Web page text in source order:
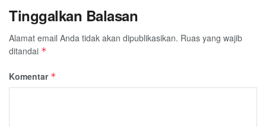
Tinggalkan Balasan
Alamat email Anda tidak akan dipublikasikan. Ruas yang wajib
ditandai *
Komentar *